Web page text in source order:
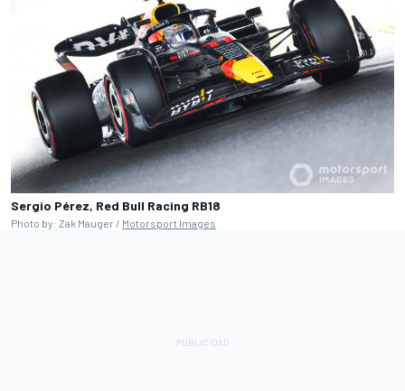
Sergio Pérez, Red Bull Racing RB18
Photo by: Zak Mauger / Motorsport Images